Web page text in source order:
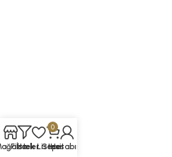
Filtreler
İstek Listesi
0
Sepet
Hesabım